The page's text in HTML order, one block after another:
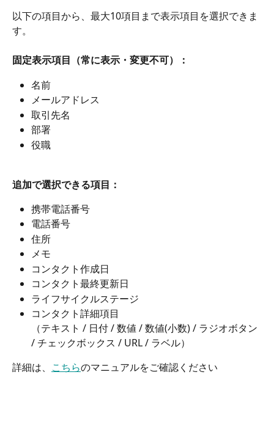
以下の項目から、最大10項目まで表示項目を選択できま
す。
固定表示項目（常に表示・変更不可）：
名前
メールアドレス
取引先名
部署
役職
追加で選択できる項目：
携帯電話番号
電話番号
住所
メモ
コンタクト作成日
コンタクト最終更新日
ライフサイクルステージ
コンタクト詳細項目
（テキスト / 日付 / 数値 / 数値(小数) / ラジオボタン
/ チェックボックス / URL / ラベル）
詳細は、 こちらのマニュアルをご確認ください